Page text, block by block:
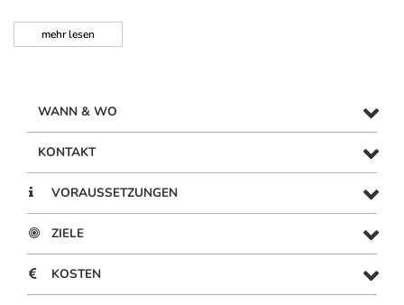
mehrlesen
WANN & WO
KONTAKT
VORAUSSETZUNGEN
ZIELE
KOSTEN